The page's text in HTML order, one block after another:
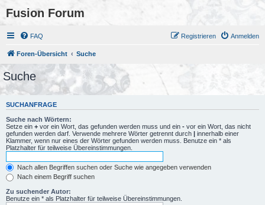
Fusion Forum
FAQ Anmelden
Registrieren
Foren-Übersicht Suche
Suche
SUCHANFRAGE
Suche nach Wörtern:
Setze ein + vor ein Wort, das gefunden werden muss und ein - vor ein Wort, das nicht
gefunden werden darf. Verwende mehrere Wörter getrennt durch | innerhalb einer
Klammer, wenn nur eines der Wörter gefunden werden muss. Benutze ein * als
Platzhalter für teilweise Übereinstimmungen.
Nach allen Begriffen suchen oder Suche wie angegeben verwenden
Nach einem Begriff suchen
Zu suchender Autor:
Benutze ein * als Platzhalter für teilweise Übereinstimmungen.